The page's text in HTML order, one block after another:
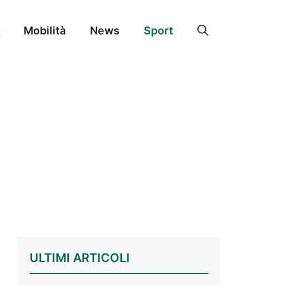
Mobilità News Sport
ULTIMI ARTICOLI